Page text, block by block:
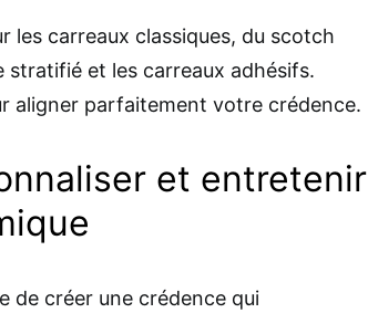
les carreaux classiques, du scotch
stratifié et les carreaux adhésifs.
aligner parfaitement votre crédence.
et entretenir
de créer une crédence qui